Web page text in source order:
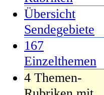
Übersicht
Sendegebiete
167
Einzelthemen
4 Themen-